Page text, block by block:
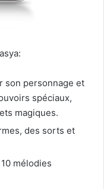
son personnage et
spéciaux,
magiques.
des sorts et
mélodies